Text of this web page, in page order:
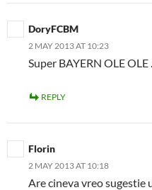
DoryFCBM
2 MAY 2013 AT 10:23
Super BAYERN OLE OLE
REPLY
Florin
2 MAY 2013 AT 10:18
Are cineva vreo sugestie